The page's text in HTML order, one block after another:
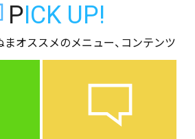
PICK UP!
オススメのメニュー、コンテンツ